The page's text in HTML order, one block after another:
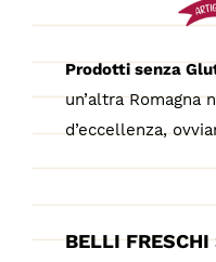
Prodotti senza
un’altra Romagna
d’eccellenza,
BELLI FRESCHI